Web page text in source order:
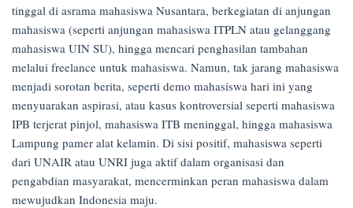
tinggal di asrama mahasiswa Nusantara, berkegiatan di anjungan
mahasiswa (seperti anjungan mahasiswa ITPLN atau gelanggang
mahasiswa UIN SU), hingga mencari penghasilan tambahan
melalui freelance untuk mahasiswa. Namun, tak jarang mahasiswa
menjadi sorotan berita, seperti demo mahasiswa hari ini yang
menyuarakan aspirasi, atau kasus kontroversial seperti mahasiswa
IPB terjerat pinjol, mahasiswa ITB meninggal, hingga mahasiswa
Lampung pamer alat kelamin. Di sisi positif, mahasiswa seperti
dari UNAIR atau UNRI juga aktif dalam organisasi dan
pengabdian masyarakat, mencerminkan peran mahasiswa dalam
mewujudkan Indonesia maju.